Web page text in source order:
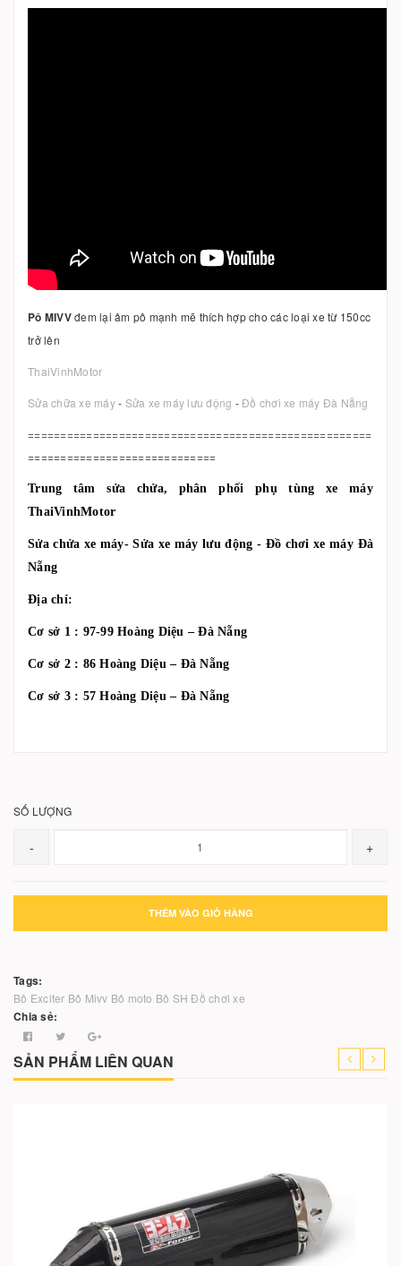
Pô MIVVđem lại âm pô mạnh mẽ thích hợp cho các loại xe từ 150cc
trở lên
ThaiVinhMotor
Sửa chữa xe máy- Sửa xe máy lưu động -Đồ chơi xe máy Đà Nẵng
=====================================================
=============================
Trung tâm sửa chửa, phân phối phụ tùng xe máy
ThaiVinhMotor
Sửa chửa xe máy- Sửa xe máy lưu động - Đồ chơi xe máy Đà
Nẵng
Địa chỉ:
Cơ sở 1 : 97-99 Hoàng Diệu – Đà Nẵng
Cơ sở 2 : 86 Hoàng Diệu – Đà Nẵng
Cơ sở 3 : 57 Hoàng Diệu – Đà Nẵng
SỐ LƯỢNG
- +
THÊM VÀO GIỎ HÀNG
Tags:
Bô Exciter Bô Mivv Bô moto Bô SH Đồ chơi xe
Chia sẻ:
SẢN PHẨM LIÊN QUAN